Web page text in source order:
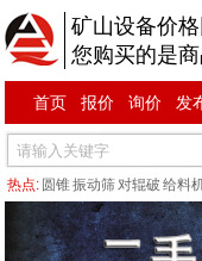
矿山设备价
您购买的是
首页 报价 询价 发
热点: 圆锥振动筛对辊破 给料